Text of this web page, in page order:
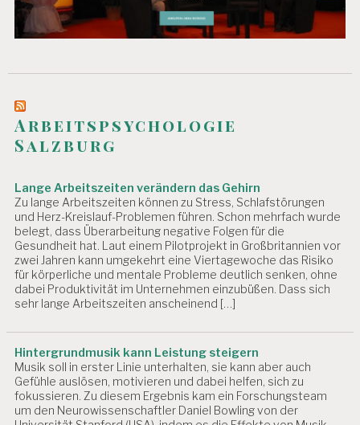
Arbeitspsychologie
Salzburg
Lange Arbeitszeiten verändern das Gehirn
Zu lange Arbeitszeiten können zu Stress, Schlafstörungen
und Herz-Kreislauf-Problemen führen. Schon mehrfach wurde
belegt, dass Überarbeitung negative Folgen für die
Gesundheit hat. Laut einem Pilotprojekt in Großbritannien vor
zwei Jahren kann umgekehrt eine Viertagewoche das Risiko
für körperliche und mentale Probleme deutlich senken, ohne
dabei Produktivität im Unternehmen einzubüßen. Dass sich
sehr lange Arbeitszeiten anscheinend […]
Hintergrundmusik kann Leistung steigern
Musik soll in erster Linie unterhalten, sie kann aber auch
Gefühle auslösen, motivieren und dabei helfen, sich zu
fokussieren. Zu diesem Ergebnis kam ein Forschungsteam
um den Neurowissenschaftler Daniel Bowling von der